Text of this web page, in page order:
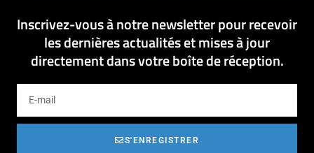
Inscrivez-vous à notre newsletter pour recevoir
les dernières actualités et mises à jour
directement dans votre boîte de réception.
S'ENREGISTRER